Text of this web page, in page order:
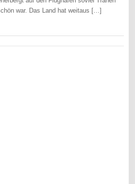
war. Das Land hat weitaus […]